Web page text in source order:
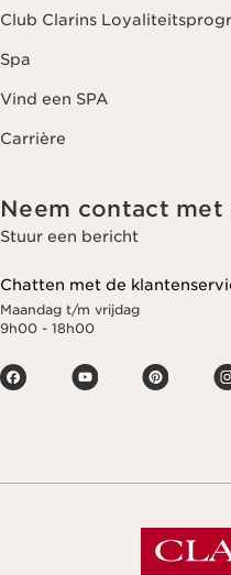
Club Clarins
Spa
Vind een SPA
Carrière
Neem contact met
Stuur een bericht
Chatten met de
Maandag t/m vrijdag
9h00 - 18h00